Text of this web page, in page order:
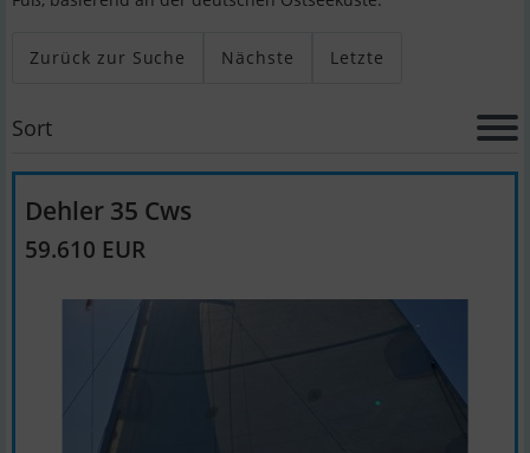
Zurück zur Suche Nächste Letzte
Sort
Dehler 35 Cws
59.610 EUR